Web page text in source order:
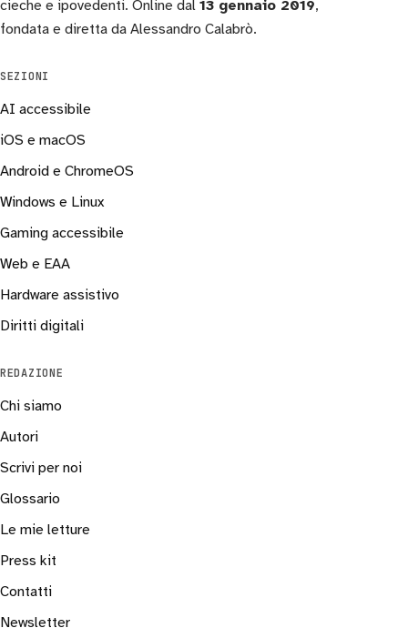
cieche e ipovedenti. Online dal 13 gennaio 2019,
fondata e diretta da Alessandro Calabrò.
SEZIONI
AI accessibile
iOS e macOS
Android e ChromeOS
Windows e Linux
Gaming accessibile
Web e EAA
Hardware assistivo
Diritti digitali
REDAZIONE
Chi siamo
Autori
Scrivi per noi
Glossario
Le mie letture
Press kit
Contatti
Newsletter